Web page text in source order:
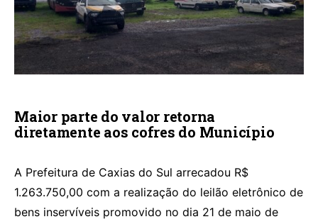
Maior parte do valor retorna
diretamente aos cofres do Município
A Prefeitura de Caxias do Sul arrecadou R$
1.263.750,00 com a realização do leilão eletrônico de
bens inservíveis promovido no dia 21 de maio de